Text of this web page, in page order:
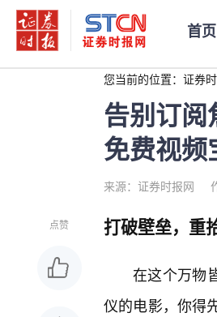
首页
您当前的位置： 证券
告别订
免费视频
来源：证券时报网
点赞 打破壁垒，重
在这个万物
仪的电影，你得